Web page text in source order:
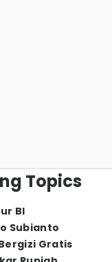
Topics
BI
Subianto
Gratis